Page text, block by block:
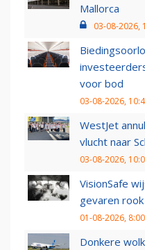
Mallorca
03-08-2026,
voor bod
03-08-2026,
WestJet
vlucht naar
03-08-2026,
VisionSafe
gevaren
01-08-2026, 8:00
Donkere